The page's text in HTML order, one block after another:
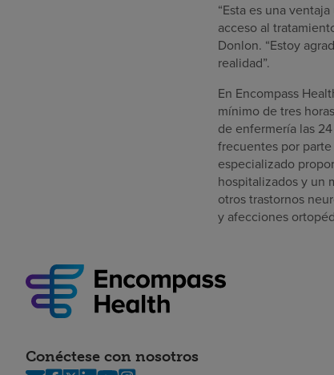
“Esta es una
acceso al
Donlon. “Estoy
realidad”.
En Encompass
mínimo de tres
de enfermería las
frecuentes por
especializado
hospitalizados y un
otros trastornos
y afecciones
Conéctese con nosotros